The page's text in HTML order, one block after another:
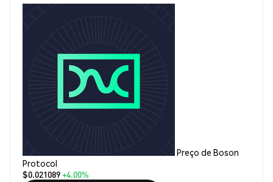
Preço de Boson
Protocol
$0.021089+4.00%